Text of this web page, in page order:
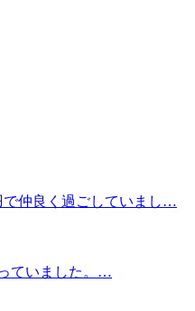
で仲良く過ごしていまし…
ていました。…